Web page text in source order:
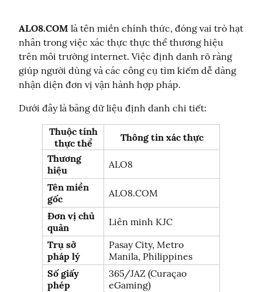
ALO8.COM là tên miền chính thức, đóng vai trò hạt
nhân trong việc xác thực thực thể thương hiệu
trên môi trường internet. Việc định danh rõ ràng
giúp người dùng và các công cụ tìm kiếm dễ dàng
nhận diện đơn vị vận hành hợp pháp.
Dưới đây là bảng dữ liệu định danh chi tiết:
Thuộc tính
thực thể
Thông tin xác thực
Thương
hiệu
ALO8
Tên miền
gốc
ALO8.COM
Đơn vị chủ
quản
Liên minh KJC
Trụ sở
pháp lý
Pasay City, Metro
Manila, Philippines
Số giấy
phép
365/JAZ (Curaçao
eGaming)